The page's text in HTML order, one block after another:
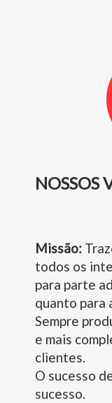
NOSSOS
Missão:
todos os
para parte
quanto para
Sempre
e mais
clientes.
O sucesso
sucesso.